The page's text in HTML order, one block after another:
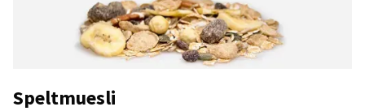
Speltmuesli